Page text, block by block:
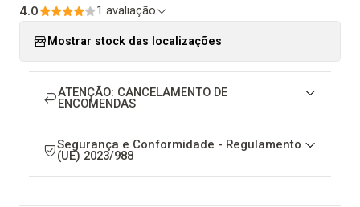
4.0 1 avaliação
Mostrar stock das localizações
ATENÇÃO: CANCELAMENTO DE
ENCOMENDAS
Segurança e Conformidade - Regulamento
(UE) 2023/988